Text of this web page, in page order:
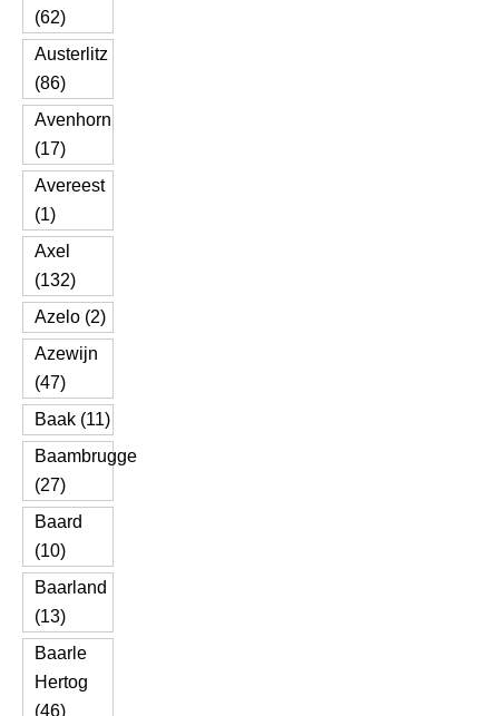
(62)
Austerlitz
(86)
Avenhorn
(17)
Avereest
(1)
Axel
(132)
Azelo (2)
Azewijn
(47)
Baak (11)
Baambrugge
(27)
Baard
(10)
Baarland
(13)
Baarle
Hertog
(46)